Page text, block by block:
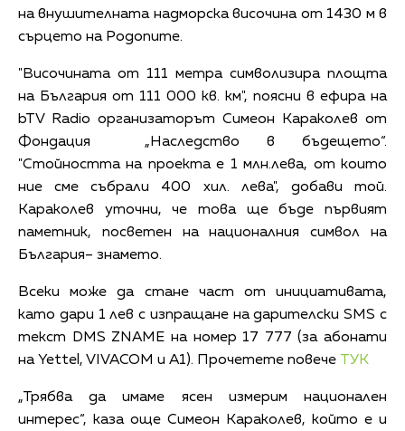
на внушителната надморска височина от 1430 м в
сърцето на Родопите.
"Височината от 111 метра символизира площта
на България от 111 000 кв. км", поясни в ефира на
bTV Radio организаторът Симеон Караколев от
Фондация „Наследство в бъдещето“.
"Стойността на проекта е 1 млн.лева, от които
ние сме събрали 400 хил. лева", добави той.
Караколев уточни, че това ще бъде първият
паметник, посветен на националния символ на
България– знамето.
Всеки може да стане част от инициативата,
като дари 1 лев с изпращане на дарителски SMS с
текст DMS ZNAME на номер 17 777 (за абонати
на Yettel, VIVACOM и А1). Прочетете повече ТУК
„Трябва да имаме ясен измерим национален
интерес“, каза още Симеон Караколев, който е и